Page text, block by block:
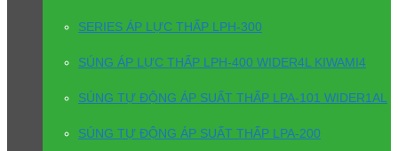
SERIES ÁP LỰC THẤP LPH-300
SÚNG ÁP LỰC THẤP LPH-400 WIDER4L KIWAMI4
SÚNG TỰ ĐỘNG ÁP SUẤT THẤP LPA-101 WIDER1AL
SÚNG TỰ ĐỘNG ÁP SUẤT THẤP LPA-200